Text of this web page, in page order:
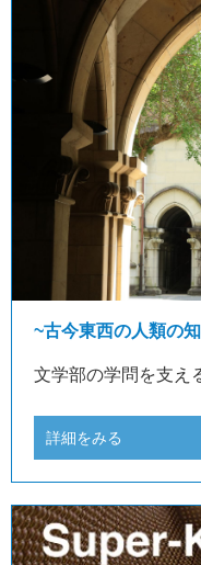
~古今東西の人類の
文学部の学問を支え
詳細をみる